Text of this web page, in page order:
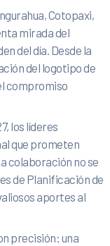
Cotopaxi,
mirada del
del día. Desde la
del logotipo de
compromiso
los líderes
que prometen
colaboración no se
de Planificación de
aportes al
precisión: una